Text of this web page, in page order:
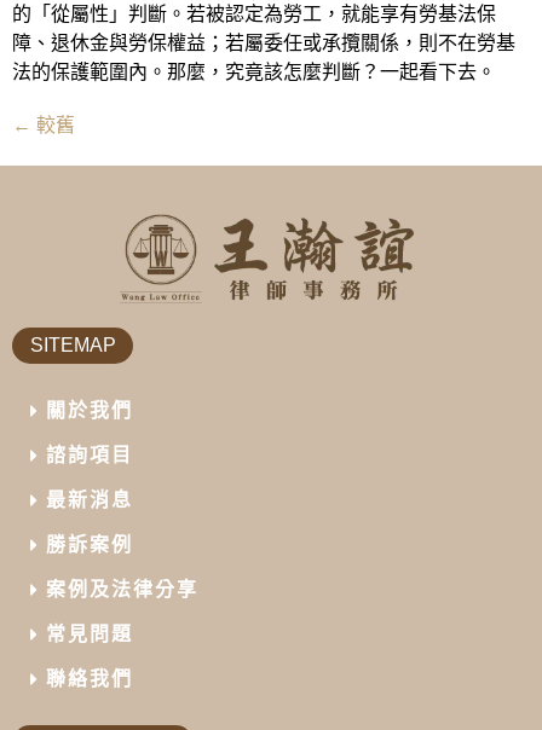
的「從屬性」判斷。若被認定為勞工，就能享有勞基法保
障、退休金與勞保權益；若屬委任或承攬關係，則不在勞基
法的保護範圍內。那麼，究竟該怎麼判斷？一起看下去。
← 較舊
SITEMAP
關於我們
諮詢項目
最新消息
勝訴案例
案例及法律分享
常見問題
聯絡我們